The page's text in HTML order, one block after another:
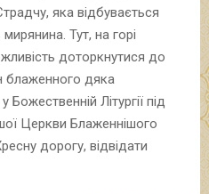
яка відбувається
Тут, на горі
доторкнутися до
блаженного дяка
Літургії під
Церкви Блаженнішого
дорогу, відвідати